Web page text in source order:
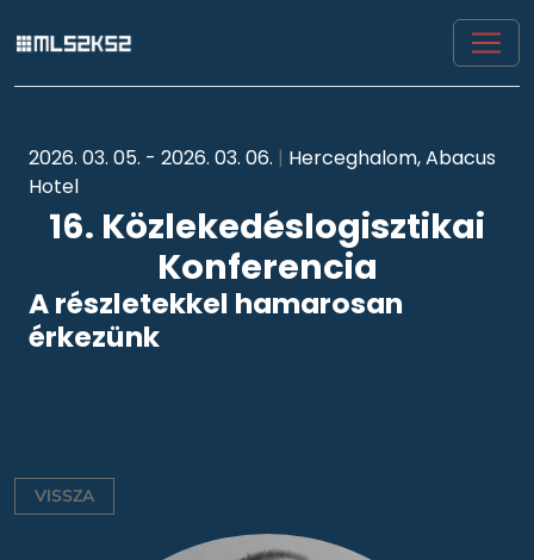
2026. 03. 05. - 2026. 03. 06. | Herceghalom, Abacus
Hotel
16. Közlekedéslogisztikai
Konferencia
A részletekkel hamarosan
érkezünk
VISSZA